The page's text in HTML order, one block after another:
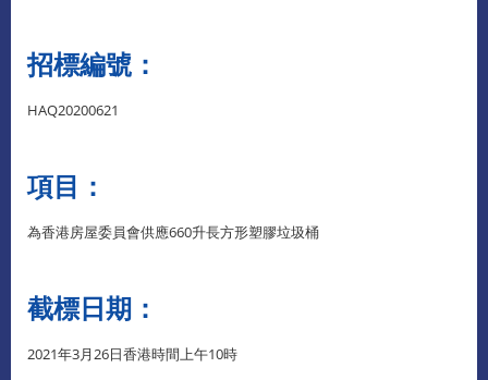
招標編號：
HAQ20200621
項目：
為香港房屋委員會供應660升長方形塑膠垃圾桶
截標日期：
2021年3月26日香港時間上午10時